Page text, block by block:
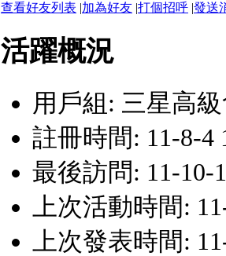
查看好友列表 |加為好友 |打個招呼 |發送
活躍概況
用戶組: 三星高
註冊時間: 11-8-4
最後訪問: 11-10-
上次活動時間:
上次發表時間: